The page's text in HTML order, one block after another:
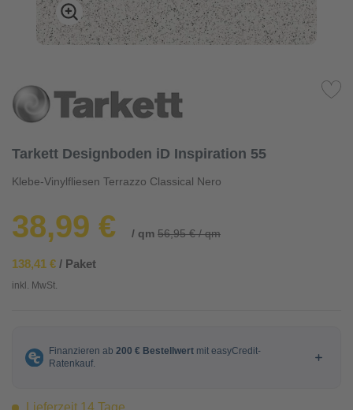
Tarkett Designboden iD Inspiration 55
Klebe-Vinylfliesen Terrazzo Classical Nero
38,99 € / qm 56,95 € / qm
138,41 € / Paket
inkl. MwSt.
Lieferzeit 14 Tage